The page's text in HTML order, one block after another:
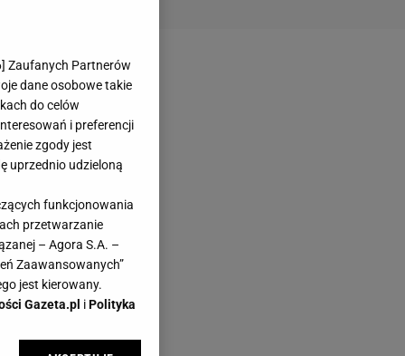
] Zaufanych Partnerów
dane osobowe takie
do celów
i preferencji
zgody jest
uprzednio udzieloną
funkcjonowania
przetwarzanie
– Agora S.A. –
Zaawansowanych”
jest kierowany.
Gazeta.pl iPolityka